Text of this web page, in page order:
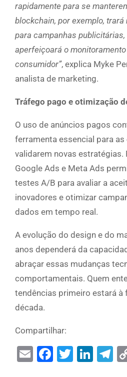
rapidamente para se
blockchain, por exemplo,
para campanhas publicitárias,
aperfeiçoará o
consumidor”, explica Myke
analista de marketing.
Tráfego pago e otimização
O uso de anúncios pagos
ferramenta essencial para
validarem novas
Google Ads e Meta Ads
testes A/B para avaliar a
inovadores e otimizar
dados em tempo real.
A evolução do design e do
anos dependerá da
abraçar essas mudanças
comportamentais. Quem
tendências primeiro estará à
década.
Compartilhar:
EmailFacebook
Twitter